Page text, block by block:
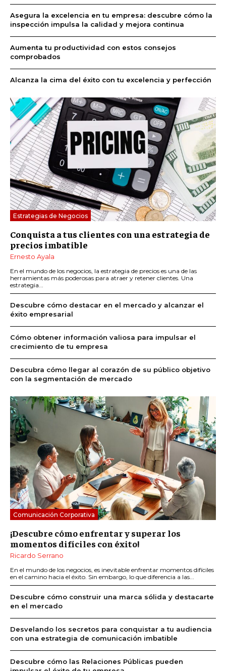
Asegura la excelencia en tu empresa: descubre cómo la
inspección impulsa la calidad y mejora continua
Aumenta tu productividad con estos consejos
comprobados
Alcanza la cima del éxito con tu excelencia y perfección
Estrategias de Negocios
Conquista a tus clientes con una estrategia de
precios imbatible
Ernesto Ayala
En el mundo de los negocios, la estrategia de precios es una de las
herramientas más poderosas para atraer y retener clientes. Una
estrategia...
Descubre cómo destacar en el mercado y alcanzar el
éxito empresarial
Cómo obtener información valiosa para impulsar el
crecimiento de tu empresa
Descubra cómo llegar al corazón de su público objetivo
con la segmentación de mercado
Comunicación Corporativa
¡Descubre cómo enfrentar y superar los
momentos difíciles con éxito!
Ricardo Serrano
En el mundo de los negocios, es inevitable enfrentar momentos difíciles
en el camino hacia el éxito. Sin embargo, lo que diferencia a las...
Descubre cómo construir una marca sólida y destacarte
en el mercado
Desvelando los secretos para conquistar a tu audiencia
con una estrategia de comunicación imbatible
Descubre cómo las Relaciones Públicas pueden